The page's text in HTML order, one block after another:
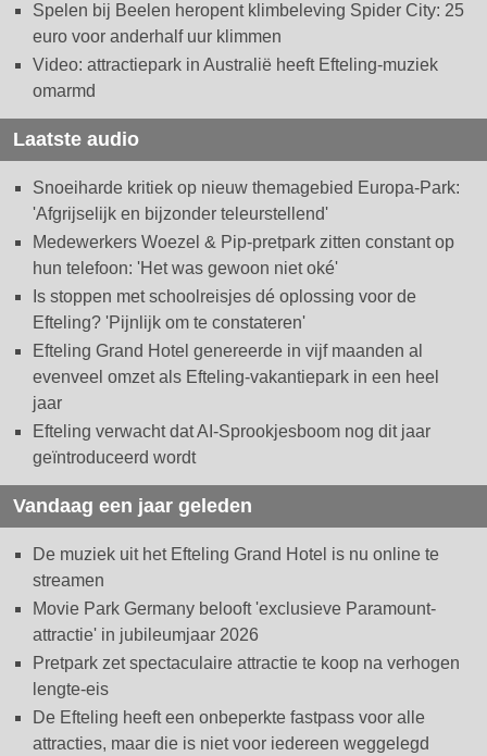
Spelen bij Beelen heropent klimbeleving Spider City: 25
euro voor anderhalf uur klimmen
Video: attractiepark in Australië heeft Efteling-muziek
omarmd
Laatste audio
Snoeiharde kritiek op nieuw themagebied Europa-Park:
'Afgrijselijk en bijzonder teleurstellend'
Medewerkers Woezel & Pip-pretpark zitten constant op
hun telefoon: 'Het was gewoon niet oké'
Is stoppen met schoolreisjes dé oplossing voor de
Efteling? 'Pijnlijk om te constateren'
Efteling Grand Hotel genereerde in vijf maanden al
evenveel omzet als Efteling-vakantiepark in een heel
jaar
Efteling verwacht dat AI-Sprookjesboom nog dit jaar
geïntroduceerd wordt
Vandaag een jaar geleden
De muziek uit het Efteling Grand Hotel is nu online te
streamen
Movie Park Germany belooft 'exclusieve Paramount-
attractie' in jubileumjaar 2026
Pretpark zet spectaculaire attractie te koop na verhogen
lengte-eis
De Efteling heeft een onbeperkte fastpass voor alle
attracties, maar die is niet voor iedereen weggelegd